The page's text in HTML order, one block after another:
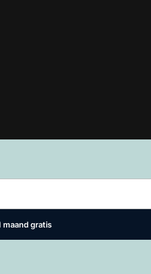
media voor staat. Op gebruik van
maand gratis